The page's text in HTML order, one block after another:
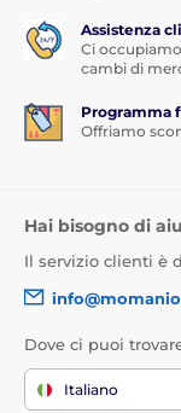
Assistenza
Ci
cambi di
Programma
Offriamo
Hai bisogno di
Il servizio clienti è
Dove ci puoi
Italiano